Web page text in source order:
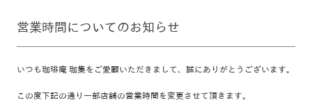
営業時間についてのお知らせ
いつも珈琲庵 珈集をご愛顧いただきまして、誠にありがとうございます。
この度下記の通り一部店舗の営業時間を変更させて頂きます。